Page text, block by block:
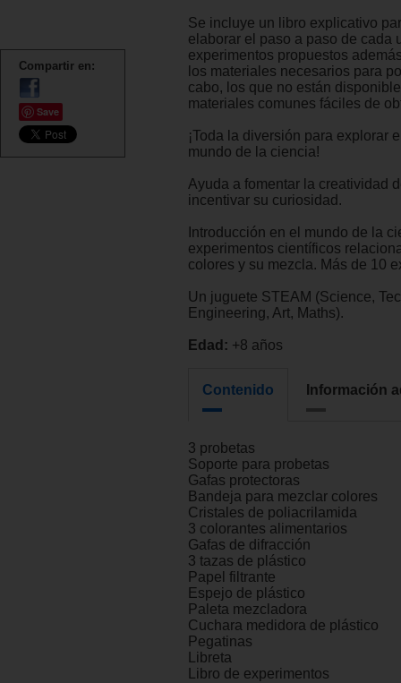
Compartir en:
Save
Se incluye un libro explicativo
elaborar el paso a paso de cada
experimentos propuestos
los materiales necesarios para
cabo, los que no están
materiales comunes fáciles de
¡Toda la diversión para explorar
mundo de la ciencia!
Ayuda a fomentar la creatividad
incentivar su curiosidad.
Introducción en el mundo de la
experimentos científicos
colores y su mezcla. Más de 10
Un juguete STEAM (Science,
Engineering, Art, Maths).
Edad: +8 años
Contenido Información
3 probetas
Soporte para probetas
Gafas protectoras
Bandeja para mezclar colores
Cristales de poliacrilamida
3 colorantes alimentarios
Gafas de difracción
3 tazas de plástico
Papel filtrante
Espejo de plástico
Paleta mezcladora
Cuchara medidora de plástico
Pegatinas
Libreta
Libro de experimentos